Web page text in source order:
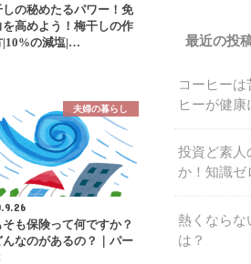
しの秘めたるパワー！免
を高めよう！梅干しの作
|10%の減塩|…
夫婦の暮らし
そも保険って何ですか？
んなのがあるの？｜パー
最近の投
コーヒー
ヒーが健康
投資ど素人
か！知識ゼ
熱くならな
は？